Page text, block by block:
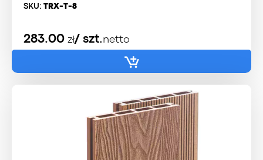
SKU: TRX-T-8
283.00 zł/ szt.netto